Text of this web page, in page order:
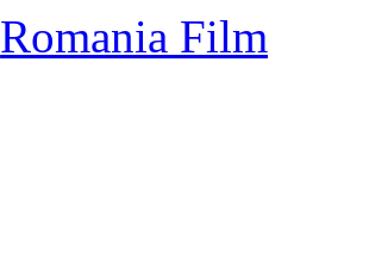
Romania Film